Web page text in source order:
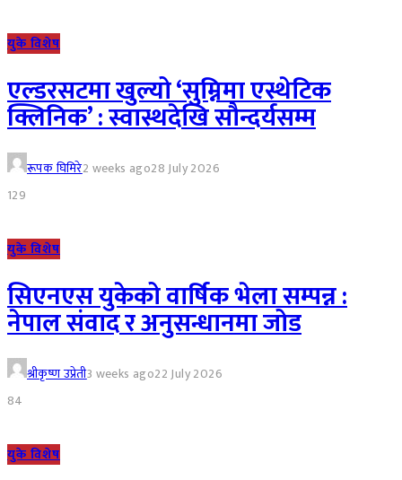
युके विशेष
एल्डरसटमा खुल्यो ‘सुम्निमा एस्थेटिक
क्लिनिक’ : स्वास्थदेखि सौन्दर्यसम्म
रूपक घिमिरे2 weeks ago28 July 2026
129
युके विशेष
सिएनएस युकेको वार्षिक भेला सम्पन्न :
नेपाल संवाद र अनुसन्धानमा जोड
श्रीकृष्ण उप्रेती3 weeks ago22 July 2026
84
युके विशेष